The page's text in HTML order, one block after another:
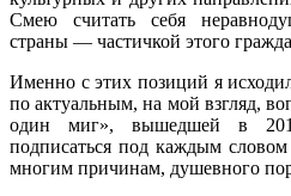
Смею считать себя
страны — частичкой этого
Именно с этих позиций я
по актуальным, на мой взгляд,
один миг», вышедшей в
подписаться под каждым
многим причинам, душевного